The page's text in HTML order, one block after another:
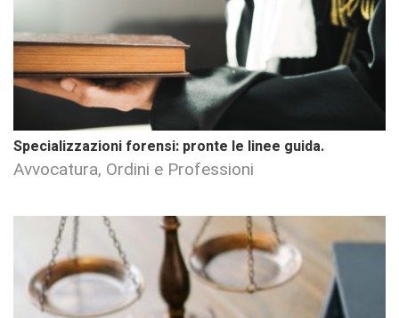
Specializzazioni forensi: pronte le linee guida.
Avvocatura, Ordini e Professioni